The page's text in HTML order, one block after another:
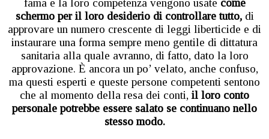
fama e la loro competenza vengono usate come
schermo per il loro desiderio di controllare tutto,di
approvare un numero crescente di leggi liberticide e di
instaurare una forma sempre meno gentile di dittatura
sanitaria alla quale avranno, di fatto, dato la loro
approvazione. È ancora un po’ velato, anche confuso,
ma questi esperti e queste persone competenti sentono
che al momento della resa dei conti, il loro conto
personale potrebbe essere salato se continuano nello
stesso modo.